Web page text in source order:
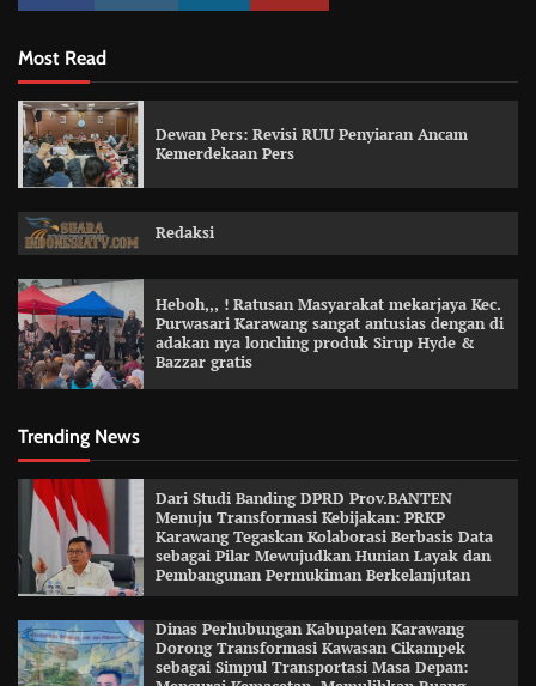
Most Read
Dewan Pers: Revisi RUU Penyiaran Ancam
Kemerdekaan Pers
Redaksi
Heboh,,, ! Ratusan Masyarakat mekarjaya Kec.
Purwasari Karawang sangat antusias dengan di
adakan nya lonching produk Sirup Hyde &
Bazzar gratis
Trending News
Dari Studi Banding DPRD Prov.BANTEN
Menuju Transformasi Kebijakan: PRKP
Karawang Tegaskan Kolaborasi Berbasis Data
sebagai Pilar Mewujudkan Hunian Layak dan
Pembangunan Permukiman Berkelanjutan
Dinas Perhubungan Kabupaten Karawang
Dorong Transformasi Kawasan Cikampek
sebagai Simpul Transportasi Masa Depan: